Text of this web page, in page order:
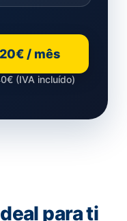
/ mês
(IVA incluído)
para ti